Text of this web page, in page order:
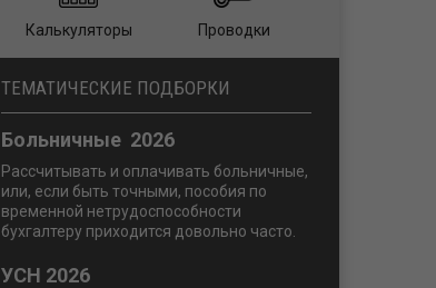
Калькуляторы Проводки
ТЕМАТИЧЕСКИЕ ПОДБОРКИ
Больничные 2026
Рассчитывать и оплачивать больничные,
или, если быть точными, пособия по
временной нетрудоспособности
бухгалтеру приходится довольно часто.
УСН 2026